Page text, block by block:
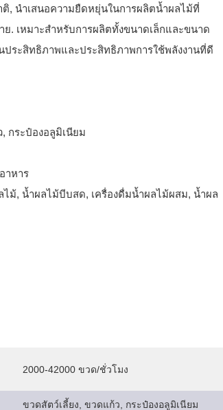
, นำเสนอความยืดหยุ่นในการผลิตน้ำผลไม้ที่
เหมาะสำหรับการผลิตทั้งขนาดเล็กและขนาด
ระสิทธิภาพและประสิทธิภาพการใช้พลังงานที่ดี
กระป๋องอลูมิเนียม
าหาร
ไม้, น้ำผลไม้บีบสด, เครื่องดื่มน้ำผลไม้ผสม, น้ำผล
2000-42000 ขวด/ชั่วโมง
ขวดสัตว์เลี้ยง, ขวดแก้ว, กระป๋องอลูมิเนียม